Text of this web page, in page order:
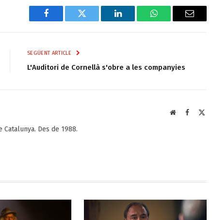
Facebook Twitter LinkedIn WhatsAppEmail
SEGÜENT ARTICLE
L'Auditori de Cornellà s'obre a les companyies
Web Facebook
Des de 1988.